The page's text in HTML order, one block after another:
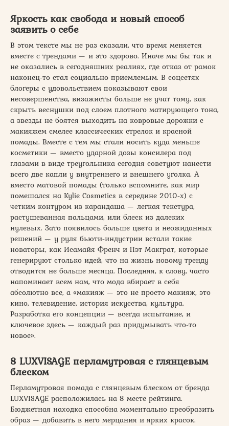
Яркость как свобода и новый способ
заявить о себе
В этом тексте мы не раз сказали, что время меняется
вместе с трендами — и это здорово. Иначе мы бы так и
не оказались в сегодняшних реалиях, где отказ от рамок
наконец-то стал социально приемлемым. В соцсетях
блогеры с удовольствием показывают свои
несовершенства, визажисты больше не учат тому, как
скрыть веснушки под слоем плотного матирующего тона,
а звезды не боятся выходить на ковровые дорожки с
макияжем смелее классических стрелок и красной
помады. Вместе с тем мы стали носить куда меньше
косметики — вместо ударной дозы консилера под
глазами в виде треугольника сегодня советуют нанести
всего две капли у внутреннего и внешнего уголка. А
вместо матовой помады (только вспомните, как мир
помешался на Kylie Cosmetics в середине 2010-х) с
четким контуром из карандаша — легкая текстура,
растушеванная пальцами, или блеск из далеких
нулевых. Зато появилось больше цвета и неожиданных
решений — у руля бьюти-индустрии встали такие
новаторы, как Исамайя Френч и Пэт Макграт, которые
генерируют столько идей, что на жизнь новому тренду
отводится не больше месяца. Последняя, к слову, часто
напоминает всем нам, что мода вбирает в себя
абсолютно все, а «макияж — это не просто макияж, это
кино, телевидение, история искусства, культура.
Разработка его концепции — всегда испытание, и
ключевое здесь — каждый раз придумывать что-то
новое».
8 LUXVISAGE перламутровая с глянцевым
блеском
Перламутровая помада с глянцевым блеском от бренда
LUXVISAGE расположилась на 8 месте рейтинга.
Бюджетная находка способна моментально преобразить
образ — добавить в него мерцания и ярких красок.